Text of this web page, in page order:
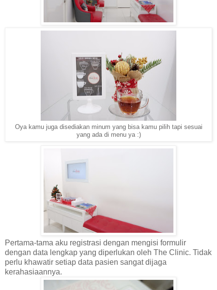
Oya kamu juga disediakan minum yang bisa kamu pilih tapi sesuai
yang ada di menu ya :)
Pertama-tama aku registrasi dengan mengisi formulir
dengan data lengkap yang diperlukan oleh The Clinic. Tidak
perlu khawatir setiap data pasien sangat dijaga
kerahasiaannya.